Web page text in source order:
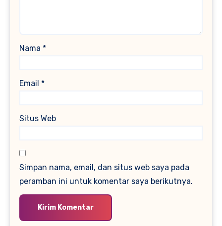
Nama *
Email *
Situs Web
Simpan nama, email, dan situs web saya pada
peramban ini untuk komentar saya berikutnya.